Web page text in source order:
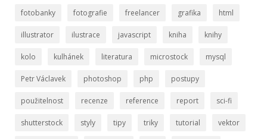
fotobanky fotografie freelancer grafika html
illustrator ilustrace javascript kniha knihy
kolo kulhánek literatura microstock mysql
Petr Václavek photoshop php postupy
použitelnost recenze reference report sci-fi
shutterstock styly tipy triky tutorial vektor